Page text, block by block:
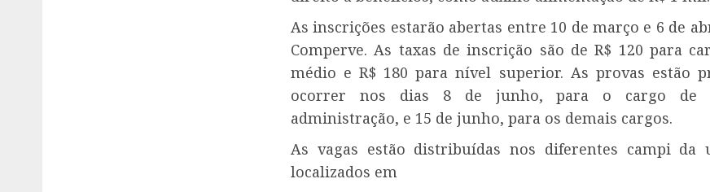
As inscrições estarão abertas entre 10 de março e 6 de
Comperve. As taxas de inscrição são de R$ 120 para
médio e R$ 180 para nível superior. As provas estão
ocorrer nos dias 8 de junho, para o cargo de
administração, e 15 de junho, para os demais cargos.
As vagas estão distribuídas nos diferentes campi da
localizados em